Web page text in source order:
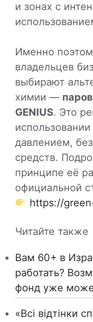
и зонах с
Именно
владельцев
выбирают
химии —
GENIUS. Это
давлением,
средств.
принципе её
официальной
https://
Читайте также
Вам 60+ в
работать?
фонд уже
«Всі відтінки